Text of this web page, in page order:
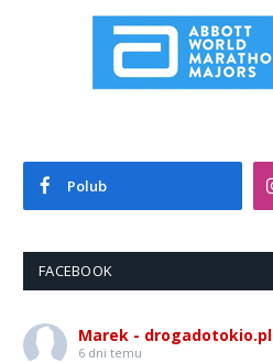
Polub
FACEBOOK
Marek - drogadotokio.pl
6 dni temu